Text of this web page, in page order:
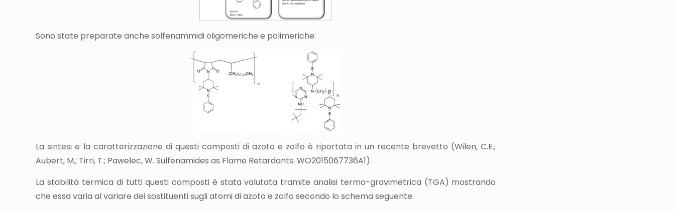
Sono state preparate anche solfenammidi oligomeriche e polimeriche:
La sintesi e la caratterizzazione di questi composti di azoto e zolfo è riportata in un recente brevetto (Wilen, C.E.;
Aubert, M.; Tirri, T.; Pawelec, W. Sulfenamides as Flame Retardants. WO2015067736A1).
La stabilità termica di tutti questi composti è stata valutata tramite analisi termo-gravimetrica (TGA) mostrando
che essa varia al variare dei sostituenti sugli atomi di azoto e zolfo secondo lo schema seguente: